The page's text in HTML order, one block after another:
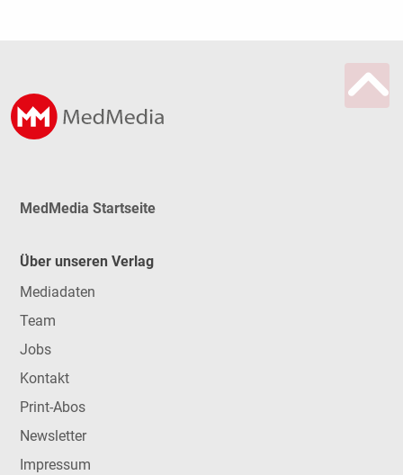
MedMedia Startseite
Über unseren Verlag
Mediadaten
Team
Jobs
Kontakt
Print-Abos
Newsletter
Impressum